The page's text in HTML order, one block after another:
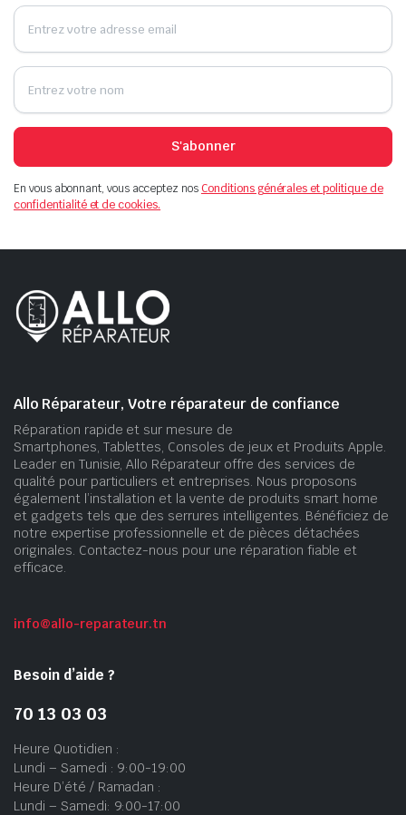
S'abonner
En vous abonnant, vous acceptez nosConditions générales et politique de
confidentialité et de cookies.
Allo Réparateur, Votre réparateur de confiance
Réparation rapide et sur mesure de
Smartphones, Tablettes, Consoles de jeux et Produits Apple.
Leader en Tunisie, Allo Réparateur offre des services de
qualité pour particuliers et entreprises. Nous proposons
également l’installation et la vente de produits smart home
et gadgets tels que des serrures intelligentes. Bénéficiez de
notre expertise professionnelle et de pièces détachées
originales. Contactez-nous pour une réparation fiable et
efficace.
info@allo-reparateur.tn
Besoin d’aide ?
70 13 03 03
Heure Quotidien :
Lundi – Samedi : 9:00-19:00
Heure D’été / Ramadan :
Lundi – Samedi: 9:00-17:00